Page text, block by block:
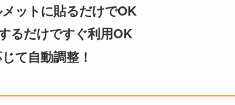
ットに貼るだけでOK
るだけですぐ利用OK
て自動調整！